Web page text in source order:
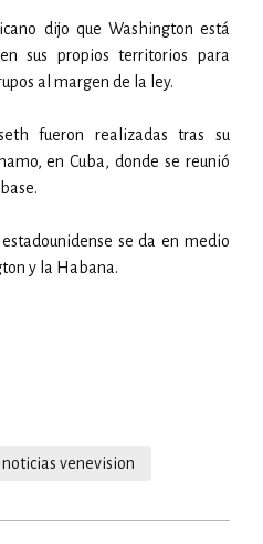
dijo que Washington está
sus propios territorios para
al margen de la ley.
fueron realizadas tras su
en Cuba, donde se reunió
se da en medio
y la Habana.
noticias venevision